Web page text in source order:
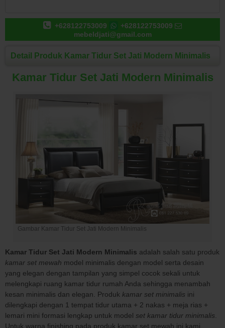
+628122753009
+628122753009
mebeldjati@gmail.com
Detail Produk Kamar Tidur Set Jati Modern Minimalis
Kamar Tidur Set Jati Modern Minimalis
Gambar Kamar Tidur Set Jati Modern Minimalis
Kamar Tidur Set Jati Modern Minimalis adalah salah satu produk
kamar set mewah model minimalis dengan model serta desain
yang elegan dengan tampilan yang simpel cocok sekali untuk
melengkapi ruang kamar tidur rumah Anda sehingga menambah
kesan minimalis dan elegan. Produk kamar set minimalis ini
dilengkapi dengan 1 tempat tidur utama + 2 nakas + meja rias +
lemari mini formasi lengkap untuk model set kamar tidur minimalis
Untuk warna finishing pada produk kamar set mewah ini kami